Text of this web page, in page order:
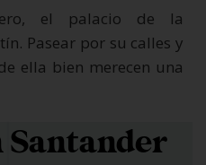
el palacio de la
Pasear por su calles y
ella bien merecen una
Santander